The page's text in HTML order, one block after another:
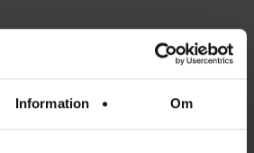
Information Om
färger eller inte är en het potatis.
forskare så skulle hen nog säga
inom marknadsföring. Vitt är